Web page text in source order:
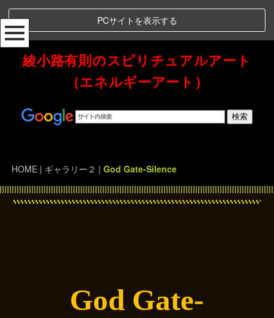
PCサイトを表示する
綾小路有則のスピリチュアルアート
（エネルギーアート）
HOME | ギャラリー２ |God Gate-Silence
God Gate-